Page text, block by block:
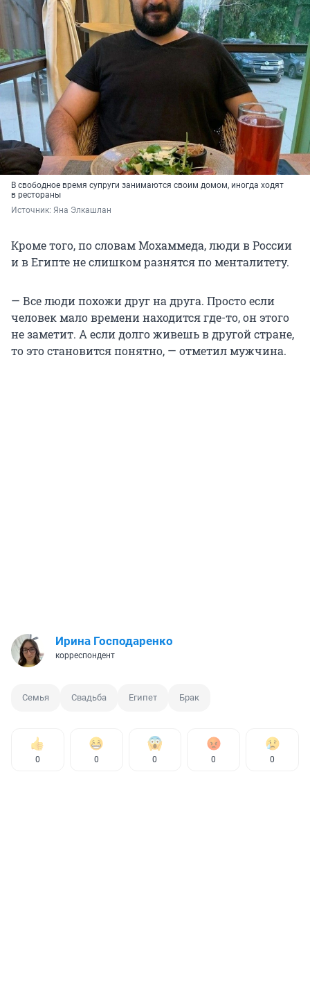
В свободное время супруги занимаются своим домом, иногда ходят
в рестораны
Источник: Яна Элкашлан
Кроме того, по словам Мохаммеда, люди в России
и в Египте не слишком разнятся по менталитету.
— Все люди похожи друг на друга. Просто если
человек мало времени находится где-то, он этого
не заметит. А если долго живешь в другой стране,
то это становится понятно, — отметил мужчина.
Ирина Господаренко
корреспондент
Семья Свадьба Египет Брак
0 0 0 0 0